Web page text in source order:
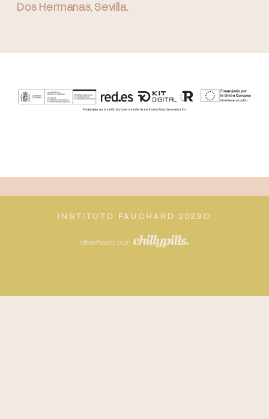
Dos Hermanas, Sevilla.
INSTITUTO FAUCHARD 2023©